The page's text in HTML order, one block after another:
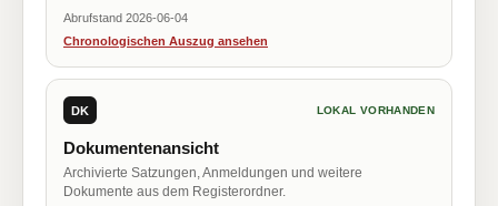
Abrufstand 2026-06-04
Chronologischen Auszug ansehen
DK LOKAL VORHANDEN
Dokumentenansicht
Archivierte Satzungen, Anmeldungen und weitere
Dokumente aus dem Registerordner.